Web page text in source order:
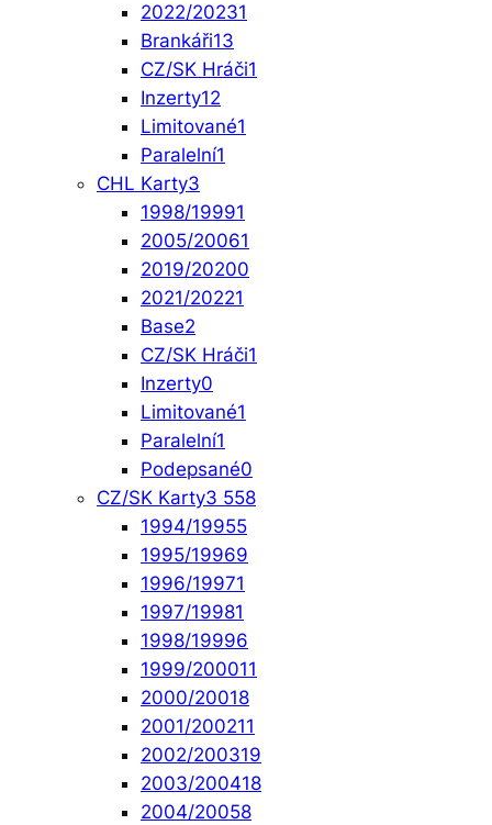
2022/20231
Brankáři13
CZ/SK Hráči1
Inzerty12
Limitované1
Paralelní1
CHL Karty3
1998/19991
2005/20061
2019/20200
2021/20221
Base2
CZ/SK Hráči1
Inzerty0
Limitované1
Paralelní1
Podepsané0
CZ/SK Karty3 558
1994/19955
1995/19969
1996/19971
1997/19981
1998/19996
1999/200011
2000/20018
2001/200211
2002/200319
2003/200418
2004/20058